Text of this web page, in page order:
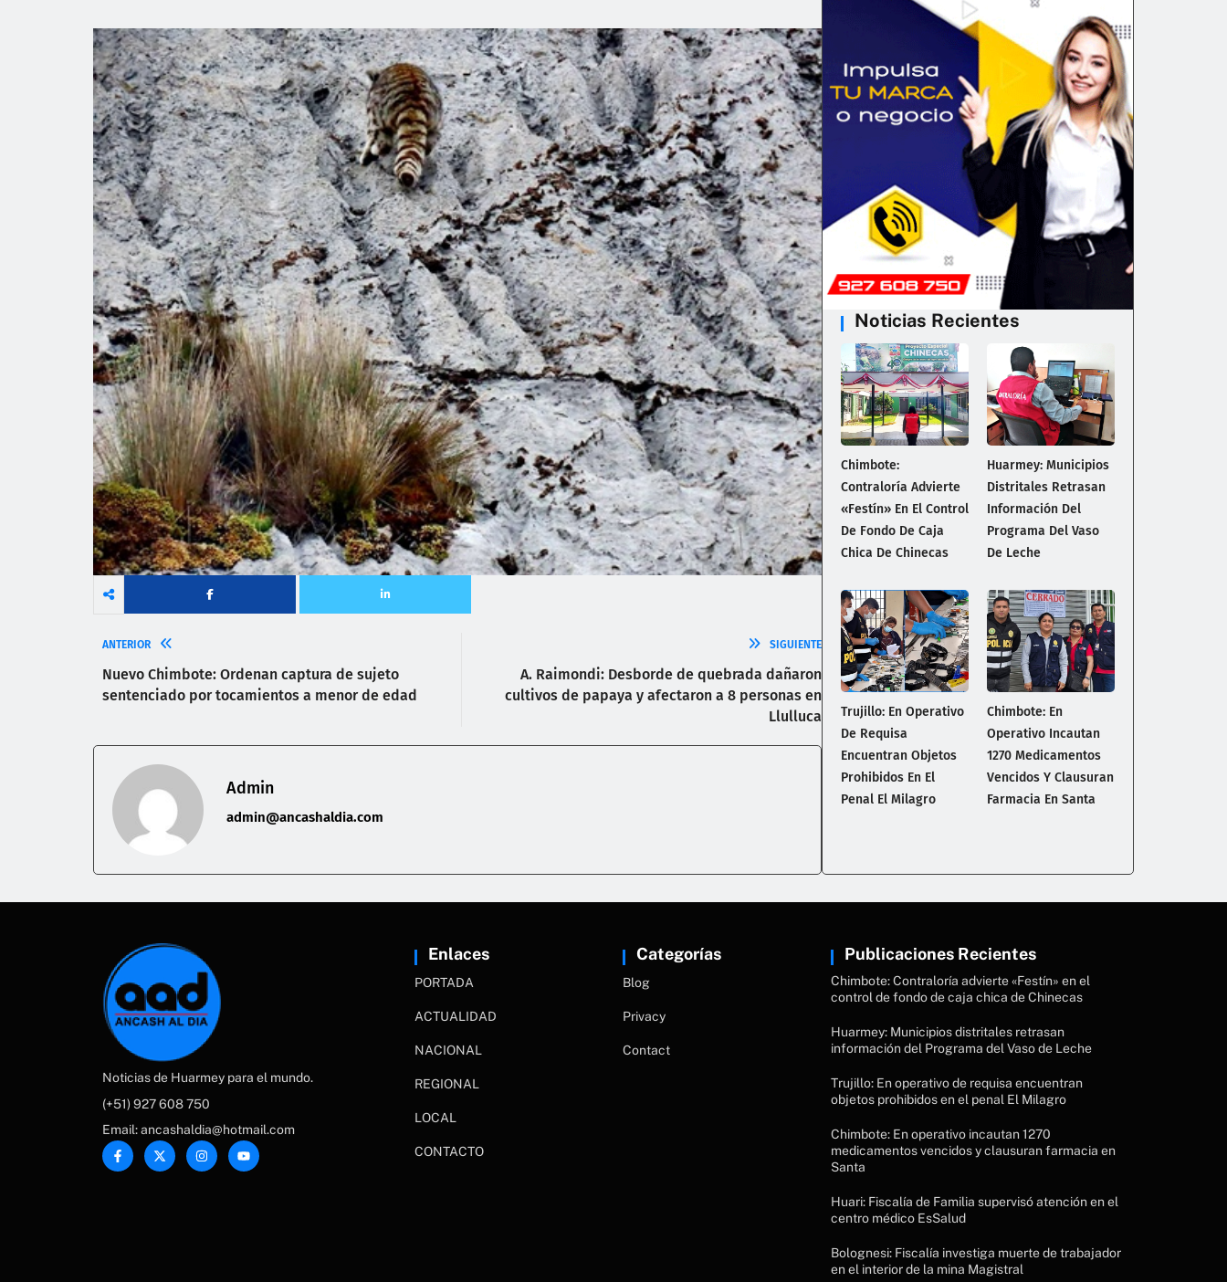
ANTERIOR
Nuevo Chimbote: Ordenan captura de sujeto
sentenciado por tocamientos a menor de edad
SIGUIENTE
A. Raimondi: Desborde de quebrada dañaron
cultivos de papaya y afectaron a 8 personas en
Llulluca
Admin
admin@ancashaldia.com
Noticias Recientes
Chimbote:
Contraloría Advierte
«Festín» En El Control
De Fondo De Caja
Chica De Chinecas
Huarmey: Municipios
Distritales Retrasan
Información Del
Programa Del Vaso
De Leche
Trujillo: En Operativo
De Requisa
Encuentran Objetos
Prohibidos En El
Penal El Milagro
Chimbote: En
Operativo Incautan
1270 Medicamentos
Vencidos Y Clausuran
Farmacia En Santa
Noticias de Huarmey para el mundo.
(+51) 927 608 750
Email: ancashaldia@hotmail.com
Enlaces
PORTADA
ACTUALIDAD
NACIONAL
REGIONAL
LOCAL
CONTACTO
Categorías
Blog
Privacy
Contact
Publicaciones Recientes
Chimbote: Contraloría advierte «Festín» en el
control de fondo de caja chica de Chinecas
Huarmey: Municipios distritales retrasan
información del Programa del Vaso de Leche
Trujillo: En operativo de requisa encuentran
objetos prohibidos en el penal El Milagro
Chimbote: En operativo incautan 1270
medicamentos vencidos y clausuran farmacia en
Santa
Huari: Fiscalía de Familia supervisó atención en el
centro médico EsSalud
Bolognesi: Fiscalía investiga muerte de trabajador
en el interior de la mina Magistral